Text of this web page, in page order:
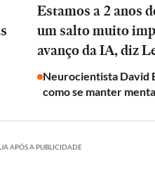
Estamos a 2 anos
um salto muito
avanço da IA, diz
Neurocientista David
como se manter
APÓS A PUBLICIDADE